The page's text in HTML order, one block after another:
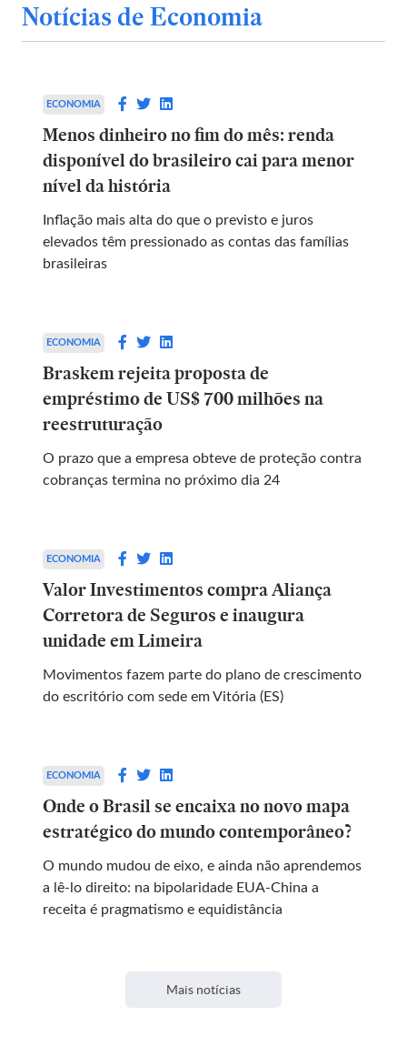
Notícias de Economia
ECONOMIA
Menos dinheiro no fim do mês: renda
disponível do brasileiro cai para menor
nível da história
Inflação mais alta do que o previsto e juros
elevados têm pressionado as contas das famílias
brasileiras
ECONOMIA
Braskem rejeita proposta de
empréstimo de US$ 700 milhões na
reestruturação
O prazo que a empresa obteve de proteção contra
cobranças termina no próximo dia 24
ECONOMIA
Valor Investimentos compra Aliança
Corretora de Seguros e inaugura
unidade em Limeira
Movimentos fazem parte do plano de crescimento
do escritório com sede em Vitória (ES)
ECONOMIA
Onde o Brasil se encaixa no novo mapa
estratégico do mundo contemporâneo?
O mundo mudou de eixo, e ainda não aprendemos
a lê-lo direito: na bipolaridade EUA-China a
receita é pragmatismo e equidistância
Mais notícias